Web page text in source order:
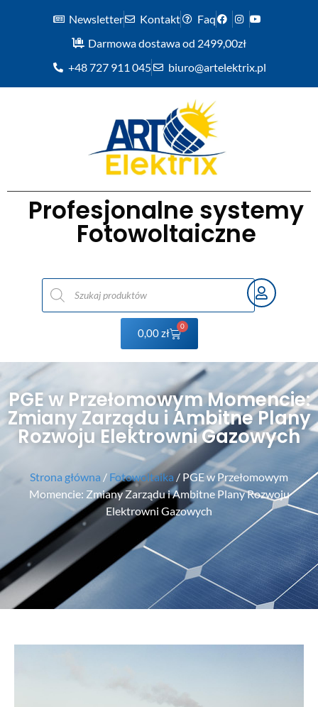
Newsletter Kontakt
Faq
Darmowa dostawa od 2499,00zł
+48 727 911 045
biuro@artelektrix.pl
Profesjonalne systemy
Fotowoltaiczne
0,00zł
0
PGE w Przełomowym Momencie:
Zmiany Zarządu i Ambitne Plany
Rozwoju Elektrowni Gazowych
Strona główna / Fotowoltaika / PGE w Przełomowym
Momencie: Zmiany Zarządu i Ambitne Plany Rozwoju
Elektrowni Gazowych